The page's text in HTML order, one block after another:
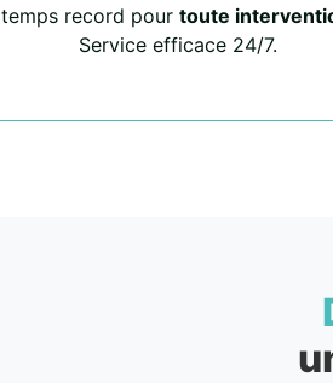
temps record pour toute
Service efficace 24/7.